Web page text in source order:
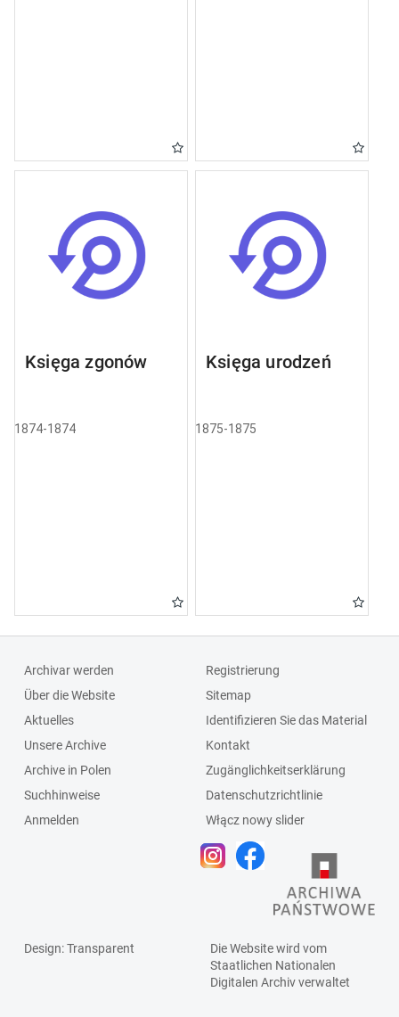
Księga zgonów
1874-1874
Księga urodzeń
1875-1875
Archivar werden
Über die Website
Aktuelles
Unsere Archive
Archive in Polen
Suchhinweise
Anmelden
Registrierung
Sitemap
Identifizieren Sie das Material
Kontakt
Zugänglichkeitserklärung
Datenschutzrichtlinie
Włącz nowy slider
Design: Transparent
Die Website wird vom
Staatlichen Nationalen
Digitalen Archivverwaltet